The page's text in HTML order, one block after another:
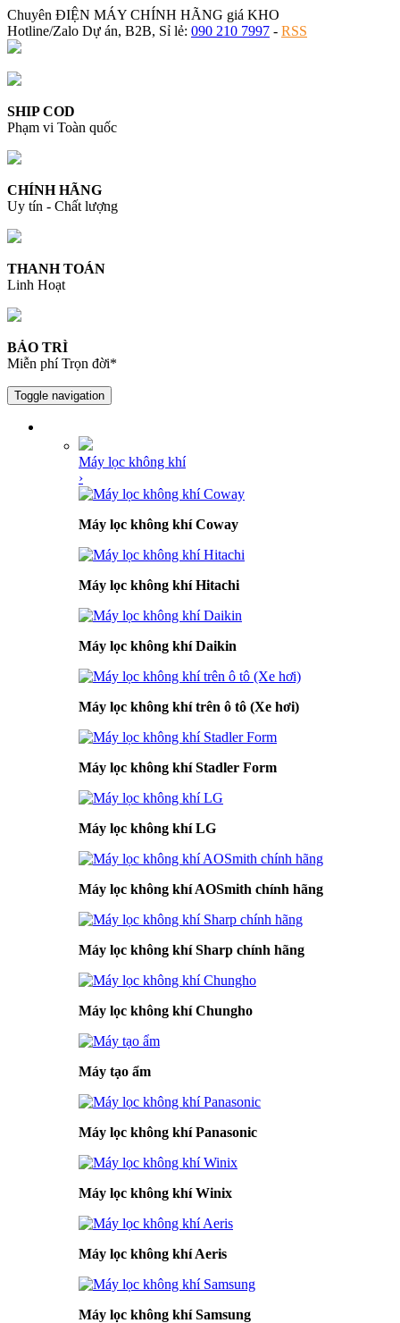
Chuyên ĐIỆN MÁY CHÍNH HÃNG giá KHO
Hotline/Zalo Dự án, B2B, Sỉ lẻ: 090 210 7997 - RSS
SHIP COD
Phạm vi Toàn quốc
CHÍNH HÃNG
Uy tín - Chất lượng
THANH TOÁN
Linh Hoạt
BẢO TRÌ
Miễn phí Trọn đời*
Toggle navigation
Máy lọc không khí
›
Máy lọc không khí Coway
Máy lọc không khí Hitachi
Máy lọc không khí Daikin
Máy lọc không khí trên ô tô (Xe hơi)
Máy lọc không khí Stadler Form
Máy lọc không khí LG
Máy lọc không khí AOSmith chính hãng
Máy lọc không khí Sharp chính hãng
Máy lọc không khí Chungho
Máy tạo ẩm
Máy lọc không khí Panasonic
Máy lọc không khí Winix
Máy lọc không khí Aeris
Máy lọc không khí Samsung